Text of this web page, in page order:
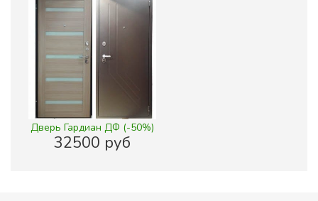
Дверь Гардиан ДФ (-50%)
32500 руб